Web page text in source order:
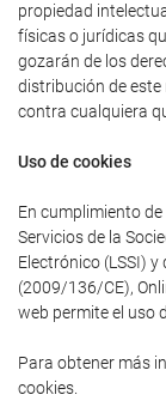
propiedad
físicas o jurídicas
gozarán de los
distribución de este
contra cualquiera
Uso de cookies
En cumplimiento
Servicios de la
Electrónico (LSSI) y
(2009/136/CE),
web permite el uso
Para obtener más
cookies.